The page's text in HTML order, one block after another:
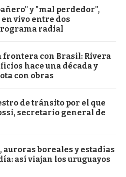
y "mal perdedor",
vivo entre dos
radial
frontera con Brasil: Rivera
hace una década y
con obras
de tránsito por el que
secretario general de
auroras boreales y estadías
así viajan los uruguayos